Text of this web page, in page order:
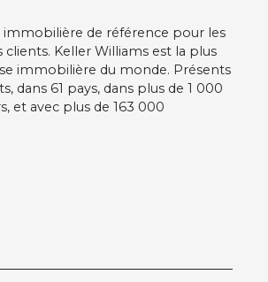
de référence pour les
clients. Keller Williams est la plus
immobilière du monde. Présents
dans 61 pays, dans plus de 1 000
et avec plus de 163 000